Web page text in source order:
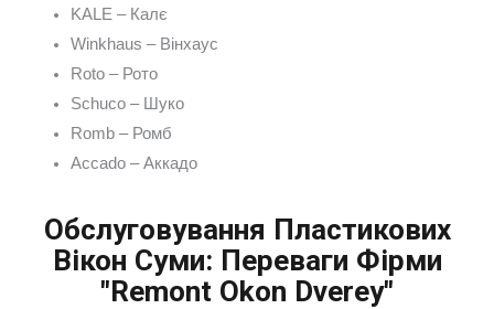
KALE – Калє
Winkhaus – Вінхаус
Roto – Рото
Schuco – Шуко
Romb – Ромб
Accado – Аккадо
Обслуговування Пластикових
Вікон Суми: Переваги Фірми
"Remont Okon Dverey"